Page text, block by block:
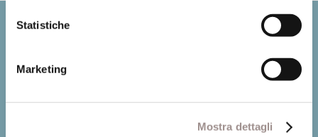
Statistiche
Marketing
Mostra dettagli